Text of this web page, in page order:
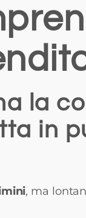
la
in
, ma